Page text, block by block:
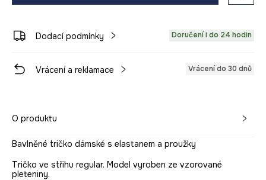
Dodací podmínky Doručení i do 24 hodin
Vrácení a reklamace Vrácení do 30 dnů
O produktu
Bavlněné tričko dámské s elastanem a proužky
Tričko ve střihu regular. Model vyroben ze vzorované
pleteniny.